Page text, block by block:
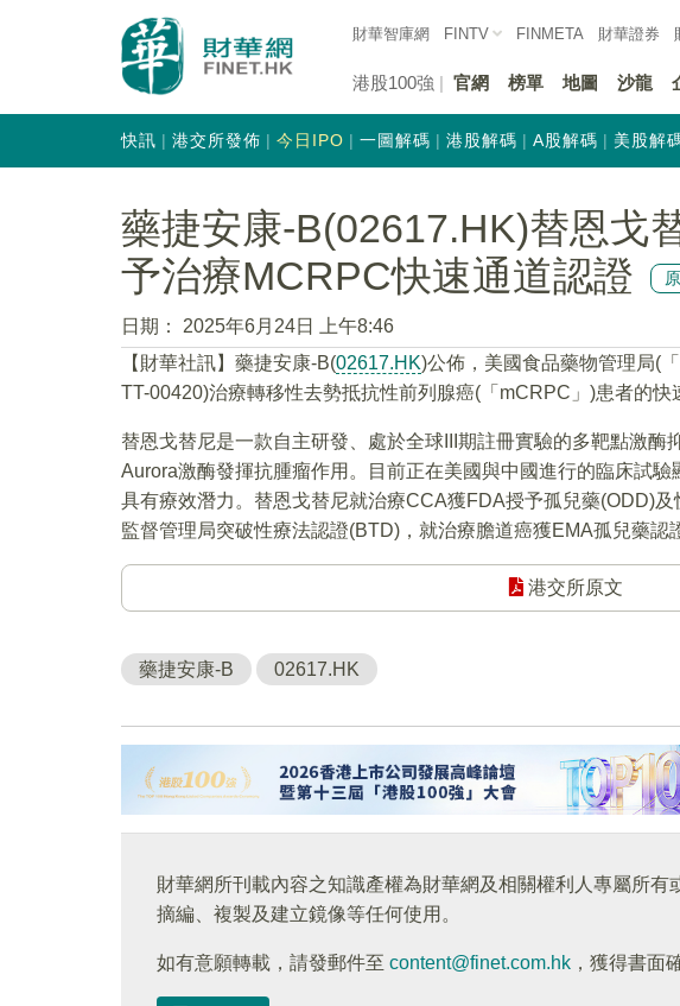
財華智庫網 FINTV FINMETA 財華證券
港股100強 官網 榜單 地圖 沙龍
快訊 港交所發佈 今日IPO 一圖解碼 港股解碼 A股解碼 美股解
藥捷安康-B(02617.HK)替恩戈
予治療MCRPC快速通道認證
日期：
2025年6月24日 上午8:46
【財華社訊】藥捷安康-B(02617.HK)公佈，美國食品藥物管理局(
TT-00420)治療轉移性去勢抵抗性前列腺癌(「mCRPC」)患者的快
替恩戈替尼是一款自主研發、處於全球III期註冊實驗的多靶點激酶
Aurora激酶發揮抗腫瘤作用。目前正在美國與中國進行的臨床試
具有療效潛力。替恩戈替尼就治療CCA獲FDA授予孤兒藥(ODD)
監督管理局突破性療法認證(BTD)，就治療膽道癌獲EMA孤兒藥認
港交所原文
藥捷安康-B 02617.HK
財華網所刊載內容之知識產權為財華網及相關權利人專屬所有
摘編、複製及建立鏡像等任何使用。
如有意願轉載，請發郵件至 content@finet.com.hk ，獲得書面